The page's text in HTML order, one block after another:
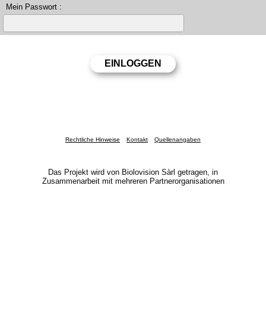
Mein Passwort :
Rechtliche Hinweise Kontakt Quellenangaben
Das Projekt wird von Biolovision Sàrl getragen, in
Zusammenarbeit mit mehreren Partnerorganisationen